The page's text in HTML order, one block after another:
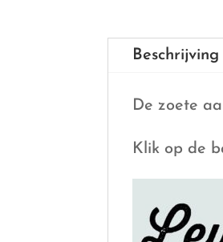
Beschrijving
De zoete
Klik op de